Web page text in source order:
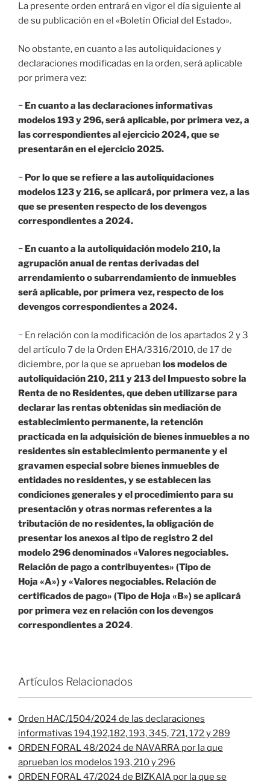
La presente orden entrará en vigor el día siguiente al
de su publicación en el «Boletín Oficial del Estado».
No obstante, en cuanto a las autoliquidaciones y
declaraciones modificadas en la orden, será aplicable
por primera vez:
− En cuanto a las declaraciones informativas
modelos 193 y 296, será aplicable, por primera vez, a
las correspondientes al ejercicio 2024, que se
presentarán en el ejercicio 2025.
− Por lo que se refiere a las autoliquidaciones
modelos 123 y 216, se aplicará, por primera vez, a las
que se presenten respecto de los devengos
correspondientes a 2024.
− En cuanto a la autoliquidación modelo 210, la
agrupación anual de rentas derivadas del
arrendamiento o subarrendamiento de inmuebles
será aplicable, por primera vez, respecto de los
devengos correspondientes a 2024.
− En relación con la modificación de los apartados 2 y 3
del artículo 7 de la Orden EHA/3316/2010, de 17 de
diciembre, por la que se aprueban los modelos de
autoliquidación 210, 211 y 213 del Impuesto sobre la
Renta de no Residentes, que deben utilizarse para
declarar las rentas obtenidas sin mediación de
establecimiento permanente, la retención
practicada en la adquisición de bienes inmuebles a no
residentes sin establecimiento permanente y el
gravamen especial sobre bienes inmuebles de
entidades no residentes, y se establecen las
condiciones generales y el procedimiento para su
presentación y otras normas referentes a la
tributación de no residentes, la obligación de
presentar los anexos al tipo de registro 2 del
modelo 296 denominados «Valores negociables.
Relación de pago a contribuyentes» (Tipo de
Hoja «A») y «Valores negociables. Relación de
certificados de pago» (Tipo de Hoja «B») se aplicará
por primera vez en relación con los devengos
correspondientes a 2024.
Artículos Relacionados
Orden HAC/1504/2024 de las declaraciones
informativas 194,192,182, 193, 345, 721, 172 y 289
ORDEN FORAL 48/2024 de NAVARRA por la que
aprueban los modelos 193, 210 y 296
ORDEN FORAL 47/2024 de BIZKAIA por la que se